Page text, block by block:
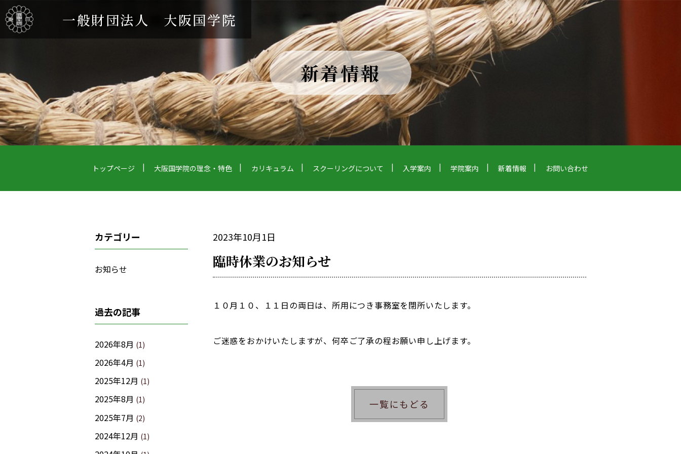
一般財団法人 大阪国学院
新着情報
トップページ 大阪国学院の理念・特色 カリキュラム スクーリングについて 入学案内 学院案内 新着情報 お問い合わせ
2023年10月1日
臨時休業のお知らせ
１０月１０、１１日の両日は、所用につき事務室を閉所いたします。
ご迷惑をおかけいたしますが、何卒ご了承の程お願い申し上げます。
一覧にもどる
カテゴリー
お知らせ
過去の記事
2026年8月 (1)
2026年4月 (1)
2025年12月 (1)
2025年8月 (1)
2025年7月 (2)
2024年12月 (1)